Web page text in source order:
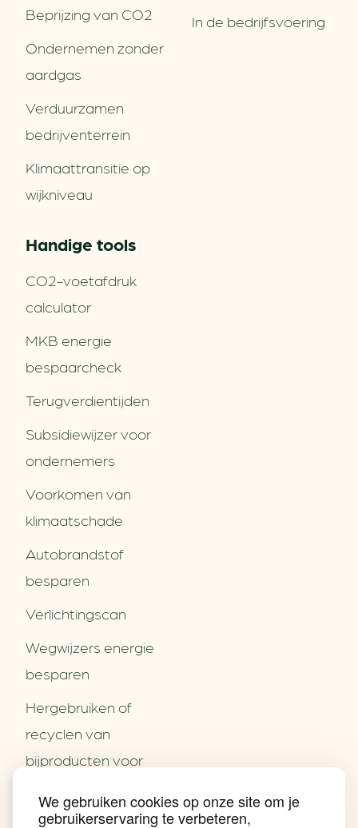
We gebruiken cookies op onze site om je
gebruikerservaring te verbeteren,
Partners
Contact
Nieuws
Praktijkverhalen
Beprijzing van CO2
Ondernemen zonder
aardgas
Verduurzamen
bedrijventerrein
Klimaattransitie op
wijkniveau
In de bedrijfsvoering
Handige tools
CO2-voetafdruk
calculator
MKB energie
bespaarcheck
Terugverdien­tijden
Subsidiewijzer voor
ondernemers
Voorkomen van
klimaatschade
Autobrandstof
besparen
Verlichtingscan
Wegwijzers energie
besparen
Hergebruiken of
recyclen van
bijproducten voor
Energie besparen op